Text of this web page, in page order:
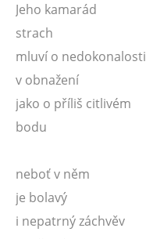
Jeho kamarád
strach
mluví o nedokonalosti
v obnažení
jako o příliš citlivém
bodu
neboť v něm
je bolavý
i nepatrný záchvěv